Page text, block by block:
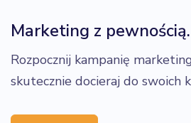
Marketing z pewnością.
Rozpocznij kampanię
skutecznie docieraj do swoich